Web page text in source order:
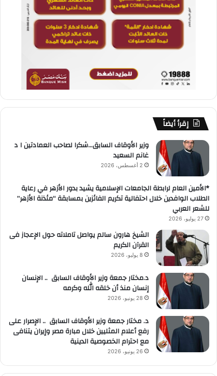
إقرأ أيضاً
وزير الأوقاف السابق…شكرا لصاحب العمادتين ا د
غانم السعيد
2 أغسطس، 2026
*الأمين العام لرابطة الجامعات الإسلامية يشيد بدور الأزهر في رعاية
الطلاب الوافدين خلال احتفالية تكريم الفائزين بمسابقة “مئذنة الأزهر”
للشعر العربي
27 يوليو، 2026
الشيخ هارون سالم يواصل تاملاته حول الإعجاز فى
القرآن الكريم
8 يوليو، 2026
د.مختار جمعة وزير الأوقاف السابق .. الإنسان
إنسان منذ أن خلقه الله وكرمه
28 يونيو، 2026
د. مختار جمعة وزير الأوقاف السابق .. الإصرار على
رفع أعلام المثليين خلال مبارة مصر وإيران يتنافى
مع احترام الخصوصية الدينية
26 يونيو، 2026